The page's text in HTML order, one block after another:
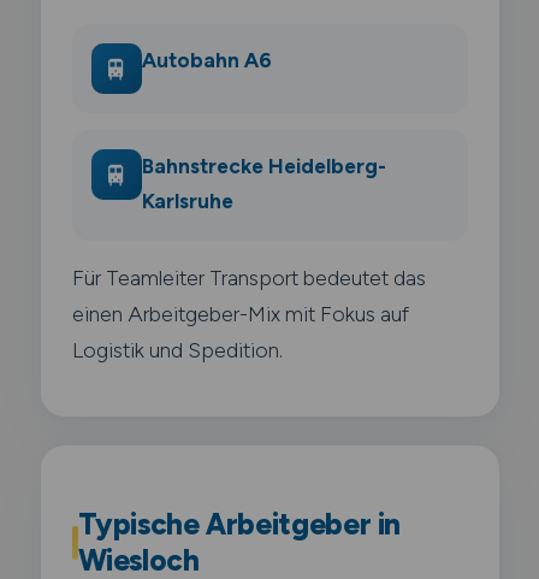
🚆 Autobahn A6
🚆
Bahnstrecke Heidelberg-
Karlsruhe
Für Teamleiter Transport bedeutet das
einen Arbeitgeber-Mix mit Fokus auf
Logistik und Spedition.
Typische Arbeitgeber in
Wiesloch